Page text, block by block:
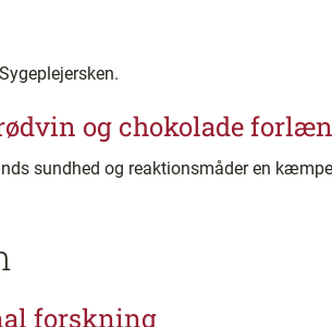
og chokolade
sundhed og reaktionsmåder en
forskning